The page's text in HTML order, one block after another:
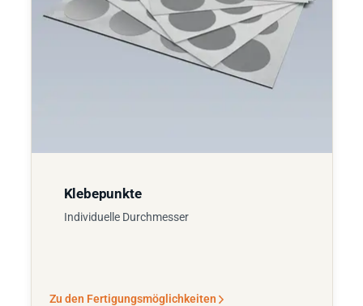
Klebepunkte
Individuelle Durchmesser
Zu den Fertigungsmöglichkeiten